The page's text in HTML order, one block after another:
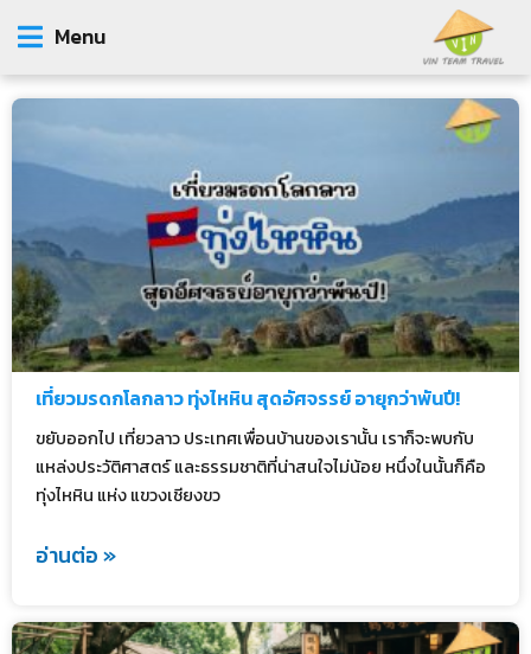
Menu
เที่ยวมรดกโลกลาว ทุ่งไหหิน สุดอัศจรรย์ อายุกว่าพันปี!
ขยับออกไป เที่ยวลาว ประเทศเพื่อนบ้านของเรานั้น เราก็จะพบกับ
แหล่งประวัติศาสตร์ และธรรมชาติที่น่าสนใจไม่น้อย หนึ่งในนั้นก็คือ
ทุ่งไหหิน แห่ง แขวงเชียงขว
อ่านต่อ »